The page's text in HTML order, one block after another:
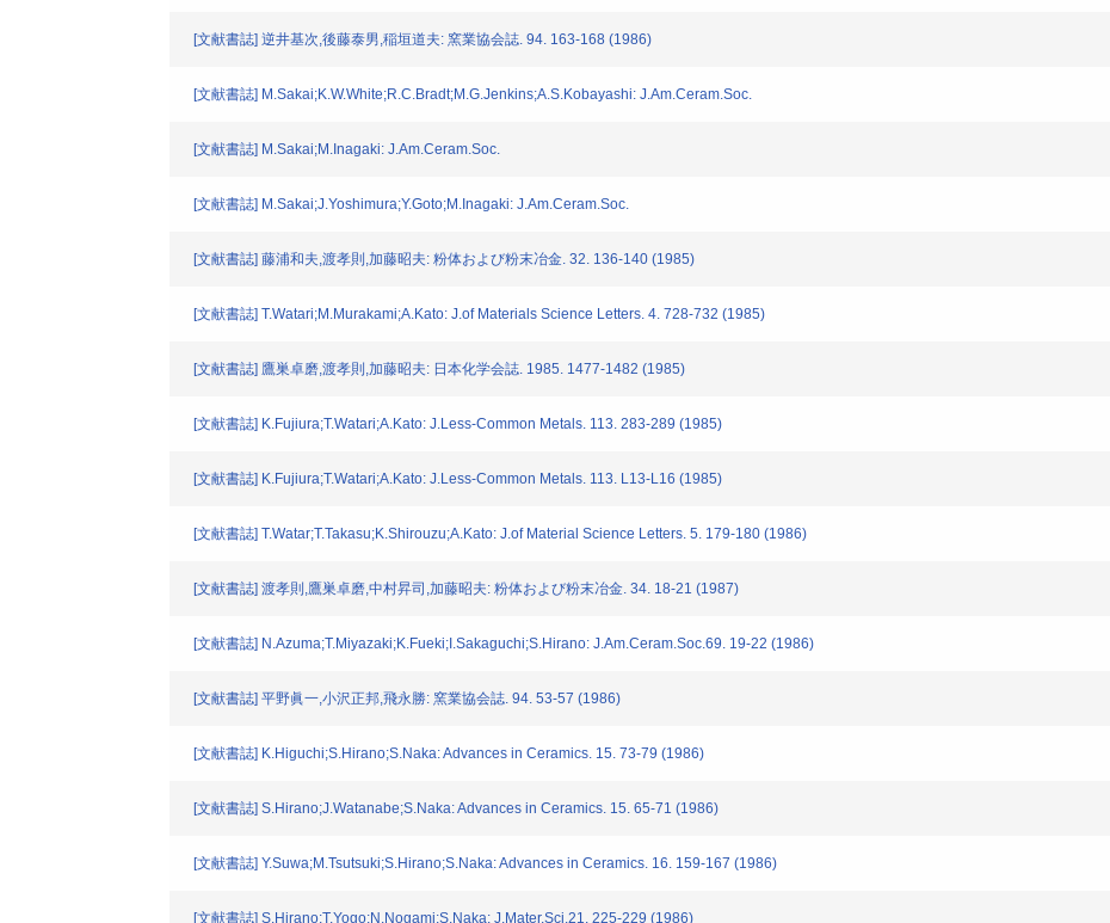
[文献書誌] 逆井基次,後藤泰男,稲垣道夫: 窯業協会誌. 94. 163-168 (1986)
[文献書誌] M.Sakai;K.W.White;R.C.Bradt;M.G.Jenkins;A.S.Kobayashi: J.Am.Ceram.Soc.
[文献書誌] M.Sakai;M.Inagaki: J.Am.Ceram.Soc.
[文献書誌] M.Sakai;J.Yoshimura;Y.Goto;M.Inagaki: J.Am.Ceram.Soc.
[文献書誌] 藤浦和夫,渡孝則,加藤昭夫: 粉体および粉末冶金. 32. 136-140 (1985)
[文献書誌] T.Watari;M.Murakami;A.Kato: J.of Materials Science Letters. 4. 728-732 (1985)
[文献書誌] 鷹巣卓磨,渡孝則,加藤昭夫: 日本化学会誌. 1985. 1477-1482 (1985)
[文献書誌] K.Fujiura;T.Watari;A.Kato: J.Less-Common Metals. 113. 283-289 (1985)
[文献書誌] K.Fujiura;T.Watari;A.Kato: J.Less-Common Metals. 113. L13-L16 (1985)
[文献書誌] T.Watar;T.Takasu;K.Shirouzu;A.Kato: J.of Material Science Letters. 5. 179-180 (1986)
[文献書誌] 渡孝則,鷹巣卓磨,中村昇司,加藤昭夫: 粉体および粉末冶金. 34. 18-21 (1987)
[文献書誌] N.Azuma;T.Miyazaki;K.Fueki;I.Sakaguchi;S.Hirano: J.Am.Ceram.Soc.69. 19-22 (1986)
[文献書誌] 平野眞一,小沢正邦,飛永勝: 窯業協会誌. 94. 53-57 (1986)
[文献書誌] K.Higuchi;S.Hirano;S.Naka: Advances in Ceramics. 15. 73-79 (1986)
[文献書誌] S.Hirano;J.Watanabe;S.Naka: Advances in Ceramics. 15. 65-71 (1986)
[文献書誌] Y.Suwa;M.Tsutsuki;S.Hirano;S.Naka: Advances in Ceramics. 16. 159-167 (1986)
[文献書誌] S.Hirano;T.Yogo;N.Nogami;S.Naka: J.Mater.Sci.21. 225-229 (1986)